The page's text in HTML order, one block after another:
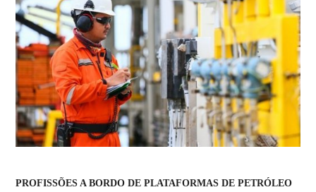
PROFISSÕES A BORDO DE PLATAFORMAS DE PETRÓLEO